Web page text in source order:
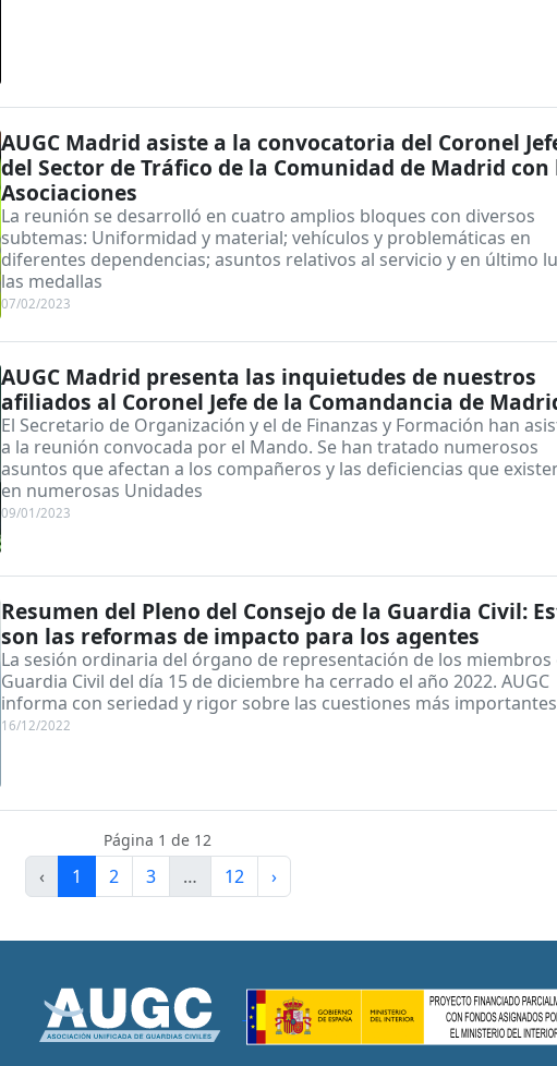
AUGC Madrid asiste a la convocatoria del Coronel
del Sector de Tráfico de la Comunidad de Madrid con
Asociaciones
La reunión se desarrolló en cuatro amplios bloques con diversos
subtemas: Uniformidad y material; vehículos y problemáticas en
diferentes dependencias; asuntos relativos al servicio y en último
las medallas
07/02/2023
AUGC Madrid presenta las inquietudes de nuestros
afiliados al Coronel Jefe de la Comandancia de
El Secretario de Organización y el de Finanzas y Formación han
a la reunión convocada por el Mando. Se han tratado numerosos
asuntos que afectan a los compañeros y las deficiencias que
en numerosas Unidades
09/01/2023
Resumen del Pleno del Consejo de la Guardia Civil:
son las reformas de impacto para los agentes
La sesión ordinaria del órgano de representación de los miembros
Guardia Civil del día 15 de diciembre ha cerrado el año 2022. AUGC
informa con seriedad y rigor sobre las cuestiones más importantes
16/12/2022
Página 1 de 12
‹ 1 2 3 … 12 ›